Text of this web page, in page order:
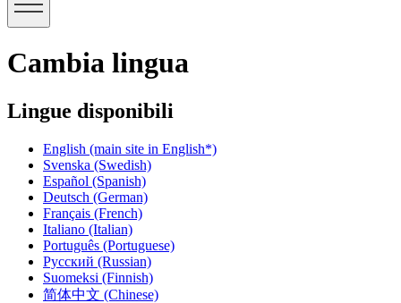
Cambia lingua
Lingue disponibili
English (main site in English*)
Svenska (Swedish)
Español (Spanish)
Deutsch (German)
Français (French)
Italiano (Italian)
Português (Portuguese)
Русский (Russian)
Suomeksi (Finnish)
简体中文 (Chinese)